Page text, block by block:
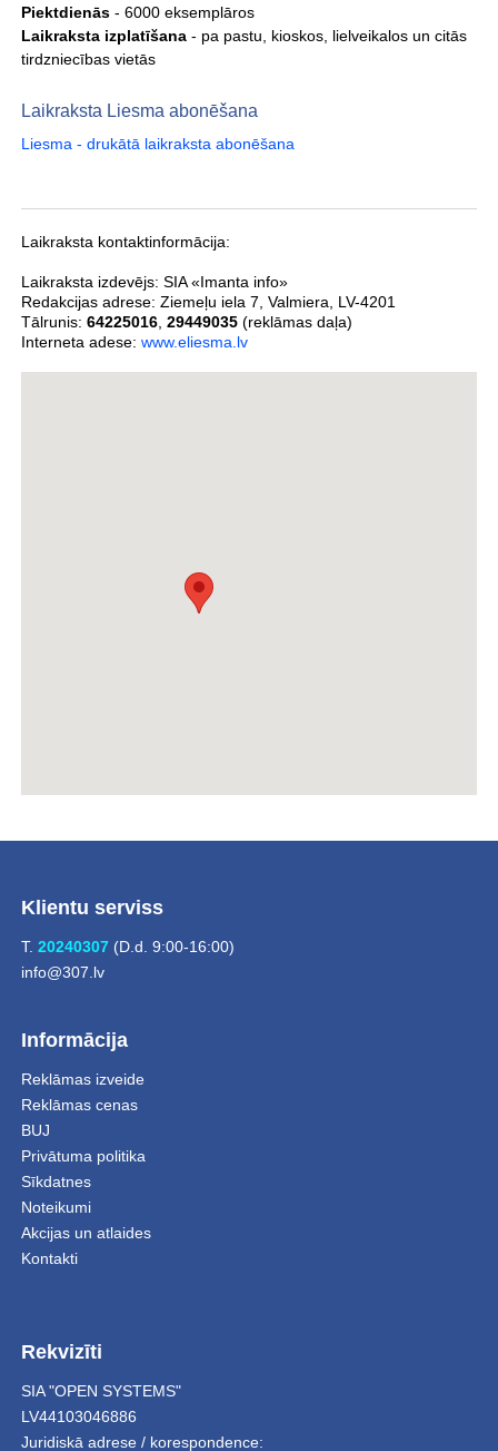
Piektdienās- 6000 eksemplāros
Laikraksta izplatīšana- pa pastu, kioskos, lielveikalos un citās
tirdzniecības vietās
Laikraksta Liesma abonēšana
Liesma - drukātā laikraksta abonēšana
Laikraksta kontaktinformācija:
Laikraksta izdevējs: SIA «Imanta info»
Redakcijas adrese: Ziemeļu iela 7 Valmiera
LV-4201
Tālrunis: 64225016, 29449035(reklāmas daļa)
Interneta adese: www.eliesma.lv
Klientu serviss
T. 20240307(D.d. 9:00-16:00)
info@307.lv
Informācija
Reklāmas izveide
Reklāmas cenas
BUJ
Privātuma politika
Sīkdatnes
Noteikumi
Akcijas un atlaides
Kontakti
Rekvizīti
SIA "OPEN SYSTEMS"
LV44103046886
Juridiskā adrese / korespondence: